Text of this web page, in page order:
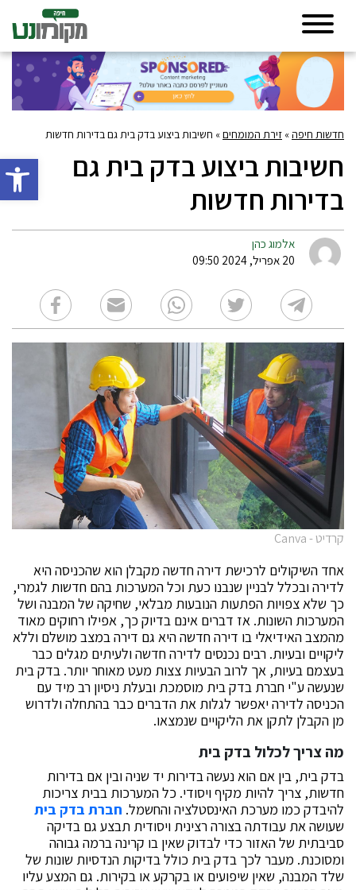
פתח
חדשות חיפה» זירת המומחים» חשיבות ביצוע בדק בית גם בדירות חדשות
חשיבות ביצוע בדק בית גם
בדירות חדשות
אלמוג כהן
20 אפריל, 2024 09:50
קרדיט - Canva
אחד השיקולים לרכישת דירה חדשה מקבלן הוא שהכניסה היא
לדירה ובכלל לבניין שנבנו כעת וכל המערכות בהם חדשות לגמרי,
כך שלא צפויות הפתעות הנובעות מבלאי, שחיקה של המבנה ושל
המערכות השונות. אז דברים אינם בדיוק כך, אפילו רחוקים מאוד
מהמצב האידיאלי בו דירה חדשה היא גם דירה במצב מושלם וללא
ליקויים ובעיות. רבים נכנסים לדירה חדשה ולעיתים מגלים כבר
בעצמם בעיות, אך לרוב הבעיות צצות מעט מאוחר יותר. בדק בית
שנעשה ע"י חברת בדק בית מוסמכת ובעלת ניסיון רב מיד עם
הכניסה לדירה יאפשר לגלות את הדברים כבר בהתחלה ולדרוש
מן הקבלן לתקן את הליקויים שנמצאו.
מה צריך לכלול בדק בית
בדק בית, בין אם הוא נעשה בדירות יד שניה ובין אם בדירות
חדשות, צריך להיות מקיף ויסודי. כל המערכות בבית צריכות
להיבדק כמו מערכת האינסטלציה והחשמל. חברת בדק בית
שעושה את עבודתה בצורה רצינית ויסודית תבצע גם בדיקה
סביבתית של האזור כדי לבדוק שאין בו קרינה ברמה גבוהה
ומסוכנת. מעבר לכך בדק בית כולל בדיקות הנדסיות שונות של
שלד המבנה, שאין שיפועים או בקרקע או בקירות. גם המצע עליו